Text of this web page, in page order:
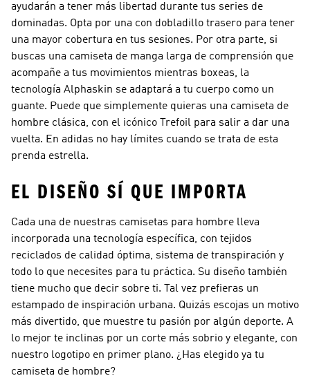
ayudarán a tener más libertad durante tus series de
dominadas. Opta por una con dobladillo trasero para tener
una mayor cobertura en tus sesiones. Por otra parte, si
buscas una camiseta de manga larga de comprensión que
acompañe a tus movimientos mientras boxeas, la
tecnología Alphaskin se adaptará a tu cuerpo como un
guante. Puede que simplemente quieras una camiseta de
hombre clásica, con el icónico Trefoil para salir a dar una
vuelta. En adidas no hay límites cuando se trata de esta
prenda estrella.
EL DISEÑO SÍ QUE IMPORTA
Cada una de nuestras camisetas para hombre lleva
incorporada una tecnología específica, con tejidos
reciclados de calidad óptima, sistema de transpiración y
todo lo que necesites para tu práctica. Su diseño también
tiene mucho que decir sobre ti. Tal vez prefieras un
estampado de inspiración urbana. Quizás escojas un motivo
más divertido, que muestre tu pasión por algún deporte. A
lo mejor te inclinas por un corte más sobrio y elegante, con
nuestro logotipo en primer plano. ¿Has elegido ya tu
camiseta de hombre?